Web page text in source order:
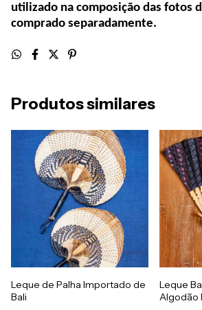
utilizado na composição das fotos
comprado separadamente.
Produtos similares
Leque de Palha Importado de
Bali
Leque
Algodão